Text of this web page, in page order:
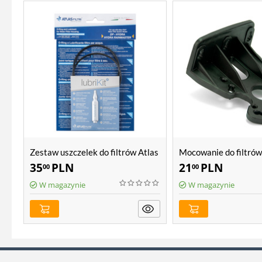
Zestaw uszczelek do filtrów Atlas
Filtri Hydra
3500 PLN
W magazynie
Mocowanie do
SX, BX, Sanic, Hydra
21 00 PLN
W magazynie